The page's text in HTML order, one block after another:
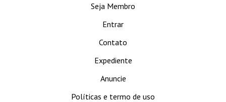
Seja Membro
Entrar
Contato
Expediente
Anuncie
Políticas e termo de uso